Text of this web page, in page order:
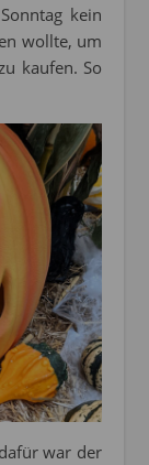
kein
wollte, um
kaufen. So
war der